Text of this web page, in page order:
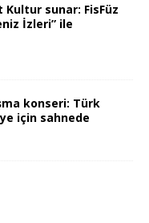
sunar: FisFüz
İzleri” ile
konseri: Türk
için sahnede